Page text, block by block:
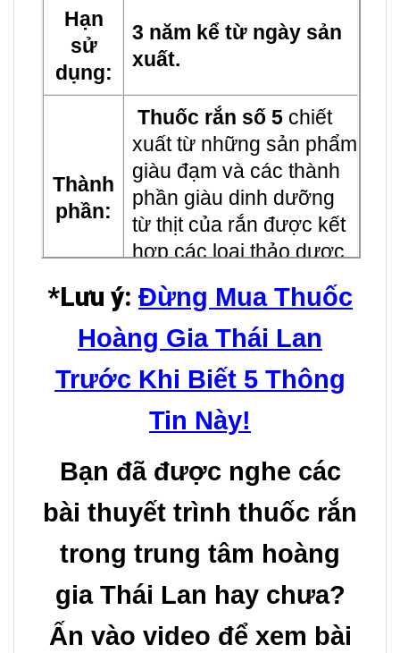
Hạn
sử
dụng:
3 năm kể từ ngày sản
xuất.
Thành
phần:
Thuốc rắn số 5 chiết
xuất từ những sản phẩm
giàu đạm và các thành
phần giàu dinh dưỡng
từ thịt của rắn được kết
hợp các loại thảo dược
+Giúp kích thích ăn
uống và tiêu hóa, tăng
cường bàng quang.
+Giúp điều trị phì đại
tiền liệt tuyến, đ
bệnh tiểu đường. (Tuýp
+Trẻ em và người già
hay tiểu tiện về đêm.
– Mỗi ngày uống 2 lần,
mỗi lần từ 2 đến 3 viên.
*Lưu ý: Đừng Mua Thuốc
Hoàng Gia Thái Lan
Trước Khi Biết 5 Thông
Tin Này!
Bạn đã được nghe các
bài thuyết trình thuốc rắn
trong trung tâm hoàng
gia Thái Lan hay chưa?
Ấn vào video để xem bài